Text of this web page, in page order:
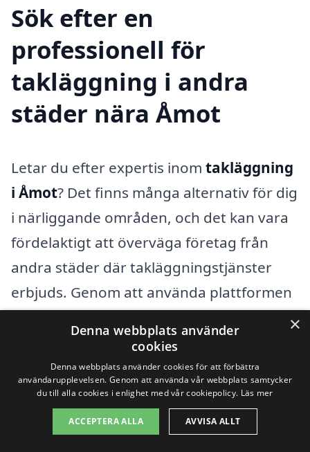
Sök efter en
professionell för
takläggning i andra
städer nära Åmot
Letar du efter expertis inom takläggning
i Åmot? Det finns många alternativ för dig
i närliggande områden, och det kan vara
fördelaktigt att överväga företag från
andra städer där takläggningstjänster
erbjuds. Genom att använda plattformen
xn--taklggning-pris-3kb.se kan du enkelt
jämföra vad olika företag erbjuder och få
förslag baserat på dina specifika behov.
Här är några omkringliggande städer där
du kan hitta professionella takläggare:
×
Denna webbplats använder
cookies
Denna webbplats använder cookies för att förbättra
användarupplevelsen. Genom att använda vår webbplats samtycker
du till alla cookies i enlighet med vår cookiepolicy. Läs mer
ACCEPTERA ALLA AVVISA ALLT